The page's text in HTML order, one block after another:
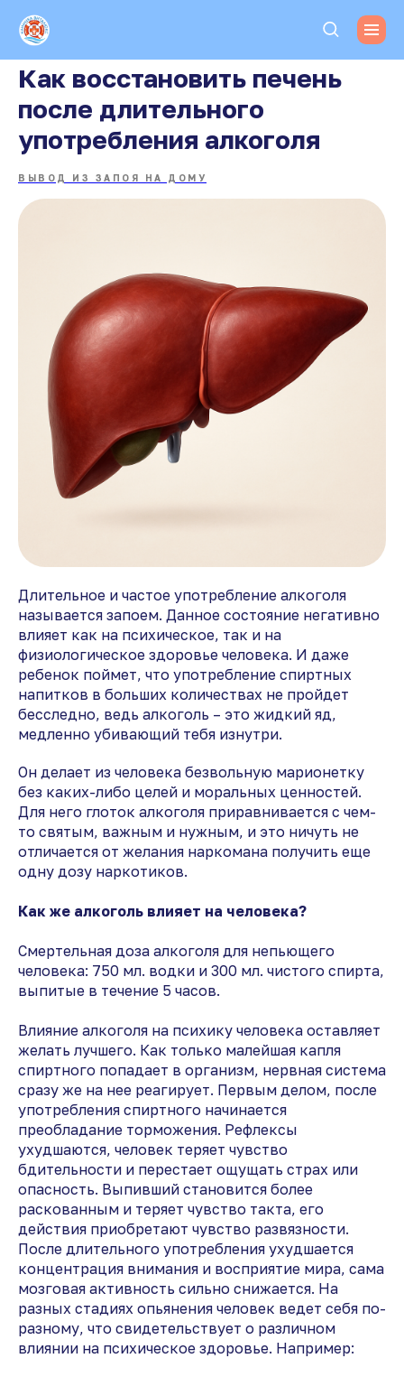
Как восстановить печень
после длительного
употребления алкоголя
ВЫВОД ИЗ ЗАПОЯ НА ДОМУ
Длительное и частое употребление алкоголя
называется запоем. Данное состояние негативно
влияет как на психическое, так и на
физиологическое здоровье человека. И даже
ребенок поймет, что употребление спиртных
напитков в больших количествах не пройдет
бесследно, ведь алкоголь – это жидкий яд,
медленно убивающий тебя изнутри.
Он делает из человека безвольную марионетку
без каких-либо целей и моральных ценностей.
Для него глоток алкоголя приравнивается с чем-
то святым, важным и нужным, и это ничуть не
отличается от желания наркомана получить еще
одну дозу наркотиков.
Как же алкоголь влияет на человека?
Смертельная доза алкоголя для непьющего
человека: 750 мл. водки и 300 мл. чистого спирта,
выпитые в течение 5 часов.
Влияние алкоголя на психику человека оставляет
желать лучшего. Как только малейшая капля
спиртного попадает в организм, нервная система
сразу же на нее реагирует. Первым делом, после
употребления спиртного начинается
преобладание торможения. Рефлексы
ухудшаются, человек теряет чувство
бдительности и перестает ощущать страх или
опасность. Выпивший становится более
раскованным и теряет чувство такта, его
действия приобретают чувство развязности.
После длительного употребления ухудшается
концентрация внимания и восприятие мира, сама
мозговая активность сильно снижается. На
разных стадиях опьянения человек ведет себя по-
разному, что свидетельствует о различном
влиянии на психическое здоровье. Например: